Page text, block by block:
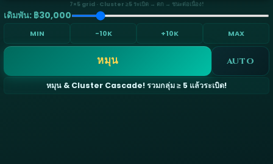
7×5 grid · Cluster ≥5 ระเบิด → ตก → ชนะต่อเนื่อง!
เดิมพัน: ฿30,000
MIN -10K +10K MAX
หมุน AUTO
หมุน & Cluster Cascade! รวมกลุ่ม ≥ 5 แล้วระเบิด!